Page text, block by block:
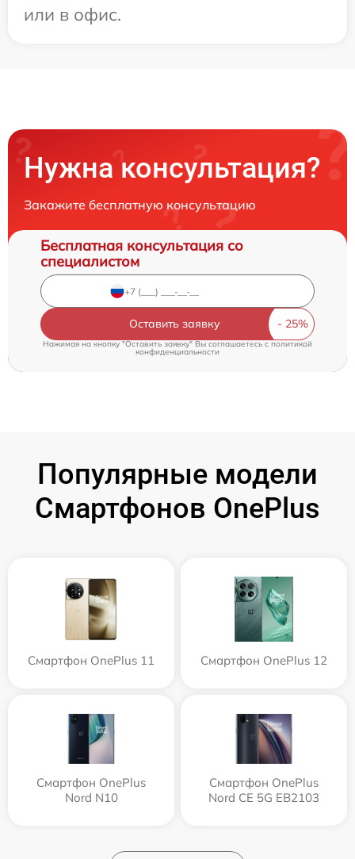
или в офис.
Нужна консультация?
Закажите бесплатную консультацию
Бесплатная консультация со
специалистом
Оставить заявку
Нажимая на кнопку "Оставить заявку" Вы соглашаетесь c политикой
конфиденциальности
Популярные модели
Смартфонов OnePlus
Смартфон OnePlus 11 Смартфон OnePlus 12
Смартфон OnePlus
Nord N10
Смартфон OnePlus
Nord CE 5G EB2103